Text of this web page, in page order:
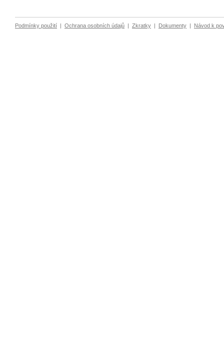
Podmínky použití | Ochrana osobních údajů | Zkratky | Dokumenty | Návod k